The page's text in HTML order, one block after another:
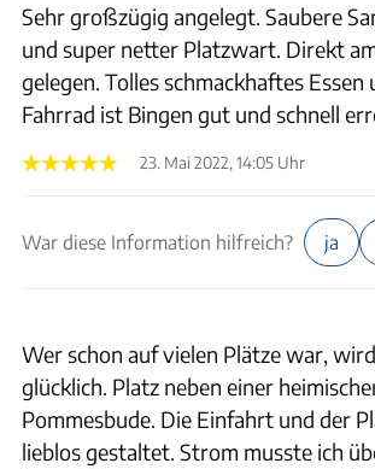
Sehr großzügig angelegt. Saubere
und super netter Platzwart. Direkt
gelegen. Tolles schmackhaftes Essen
Fahrrad ist Bingen gut und schnell
23. Mai 2022, 14:05 Uhr
War diese Information hilfreich? ja
Wer schon auf vielen Plätze war,
glücklich. Platz neben einer
Pommesbude. Die Einfahrt und der
lieblos gestaltet. Strom musste ich